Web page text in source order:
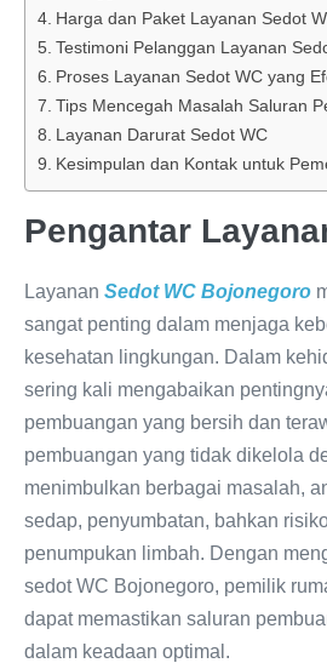
Harga dan Paket Layanan Sedot
Testimoni Pelanggan Layanan
Proses Layanan Sedot WC yang
Tips Mencegah Masalah Saluran
Layanan Darurat Sedot WC
Kesimpulan dan Kontak untuk
Pengantar
Layanan Sedot WC Bojonegoro
sangat penting dalam menjaga
kesehatan lingkungan. Dalam
sering kali mengabaikan
pembuangan yang bersih dan
pembuangan yang tidak dikelola
menimbulkan berbagai masalah,
sedap, penyumbatan, bahkan
penumpukan limbah. Dengan
sedot WC Bojonegoro, pemilik
dapat memastikan saluran
dalam keadaan optimal.